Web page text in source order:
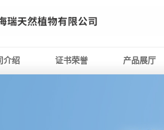
介绍 证书荣誉 产品展厅